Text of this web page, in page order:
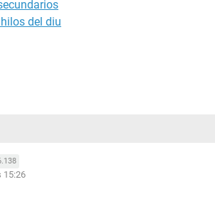
del diu
15:26